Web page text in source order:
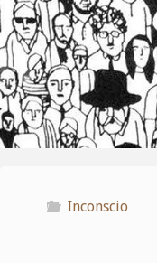
Inconscio